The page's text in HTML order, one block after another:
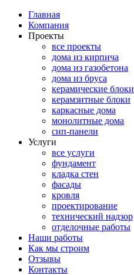
Главная
Компания
Проекты
все проекты
дома из кирпича
дома из газобетона
дома из бруса
керамические блоки
керамзитные блоки
каркасные дома
монолитные дома
сип-панели
Услуги
все услуги
фундамент
кладка стен
фасады
кровля
проектирование
технический надзор
отделочные работы
Наши работы
Как мы строим
Отзывы
Контакты